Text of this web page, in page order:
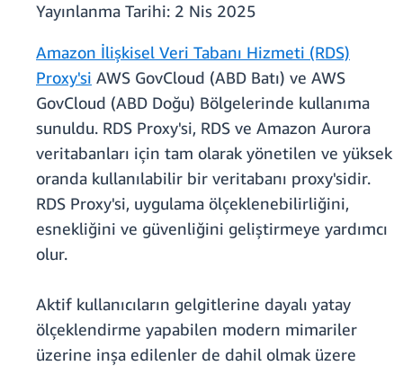
Yayınlanma Tarihi: 2 Nis 2025
Amazon İlişkisel Veri Tabanı Hizmeti (RDS)
Proxy'si AWS GovCloud (ABD Batı) ve AWS
GovCloud (ABD Doğu) Bölgelerinde kullanıma
sunuldu. RDS Proxy'si, RDS ve Amazon Aurora
veritabanları için tam olarak yönetilen ve yüksek
oranda kullanılabilir bir veritabanı proxy'sidir.
RDS Proxy'si, uygulama ölçeklenebilirliğini,
esnekliğini ve güvenliğini geliştirmeye yardımcı
olur.
Aktif kullanıcıların gelgitlerine dayalı yatay
ölçeklendirme yapabilen modern mimariler
üzerine inşa edilenler de dahil olmak üzere